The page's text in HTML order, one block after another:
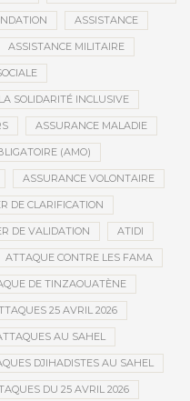
ASSISTANCE
ASSISTANCE MILITAIRE
SOLIDARITÉ INCLUSIVE
ASSURANCE MALADIE
(AMO)
ASSURANCE VOLONTAIRE
DE CLARIFICATION
DE VALIDATION ATIDI
ATTAQUE CONTRE LES FAMA
DE TINZAOUATÈNE
25 AVRIL 2026
AU SAHEL
DJIHADISTES AU SAHEL
DU 25 AVRIL 2026